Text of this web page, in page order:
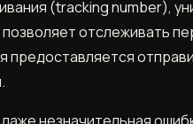
(tracking number),
отслеживать
предоставляется